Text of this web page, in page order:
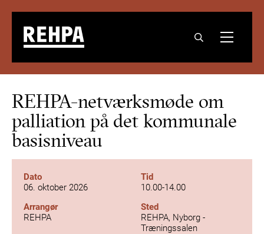
REHPA-netværksmøde om
palliation på det kommunale
basisniveau
Dato
06. oktober 2026
Tid
10.00-14.00
Arrangør
REHPA
Sted
REHPA, Nyborg -
Træningssalen